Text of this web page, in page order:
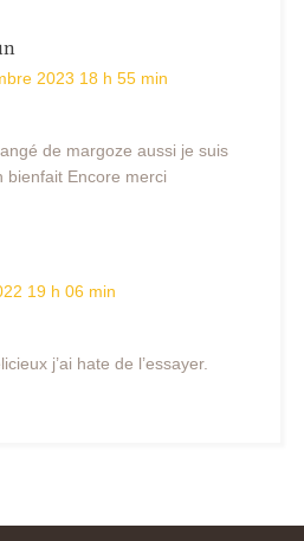
2023 18 h 55 min
de margoze aussi je suis
bienfait Encore merci
19 h 06 min
j’ai hate de l’essayer.